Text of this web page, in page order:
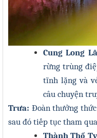
Cung Long
rừng trùng
tĩnh lặng và
câu chuyện
Trưa: Đoàn thưởng
sau đó tiếp tục tham
Thành Thổ Ty